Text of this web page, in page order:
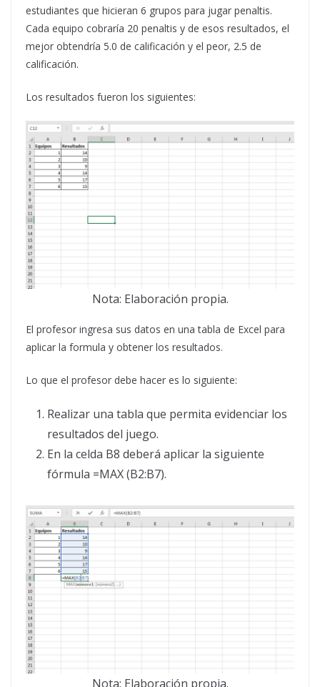
estudiantes que hicieran 6 grupos para jugar penaltis.
Cada equipo cobraría 20 penaltis y de esos resultados, el
mejor obtendría 5.0 de calificación y el peor, 2.5 de
calificación.
Los resultados fueron los siguientes:
Nota: Elaboración propia.
El profesor ingresa sus datos en una tabla de Excel para
aplicar la formula y obtener los resultados.
Lo que el profesor debe hacer es lo siguiente:
Realizar una tabla que permita evidenciar los
resultados del juego.
En la celda B8 deberá aplicar la siguiente
fórmula =MAX (B2:B7).
Nota: Elaboración propia.